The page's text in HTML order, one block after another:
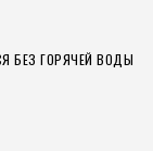
БЕЗ ГОРЯЧЕЙ ВОДЫ